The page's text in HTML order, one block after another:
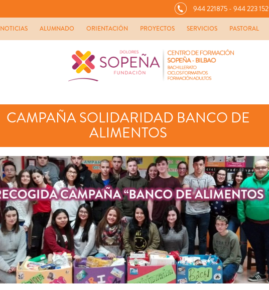
944 221875 - 944 223 152
NOTICIAS ALUMNADO ORIENTACIÓN PROYECTOS SERVICIOS PASTORAL
CAMPAÑA SOLIDARIDAD BANCO DE
ALIMENTOS